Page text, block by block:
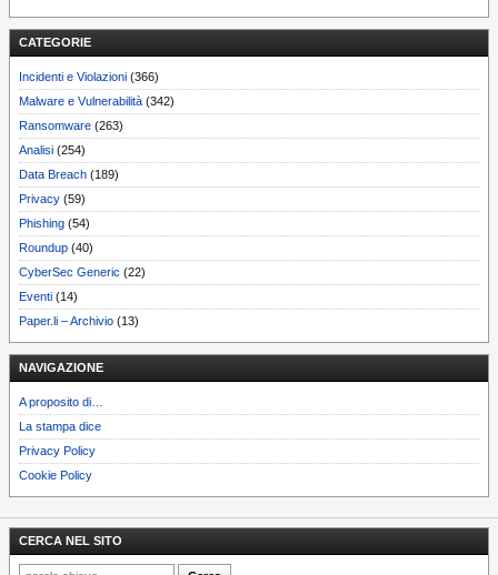
CATEGORIE
Incidenti e Violazioni (366)
Malware e Vulnerabilità (342)
Ransomware (263)
Analisi (254)
Data Breach (189)
Privacy (59)
Phishing (54)
Roundup (40)
CyberSec Generic (22)
Eventi (14)
Paper.li – Archivio (13)
NAVIGAZIONE
A proposito di…
La stampa dice
Privacy Policy
Cookie Policy
CERCA NEL SITO